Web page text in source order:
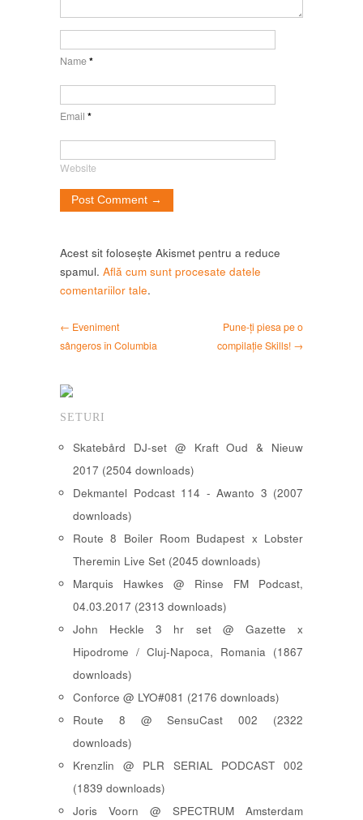
Name*
Email *
Website
Acest sit folosește Akismet pentru a reduce
spamul. Află cum sunt procesate datele
comentariilor tale.
← Eveniment
sângeros în Columbia
Pune-ți piesa pe o
compilație Skills! →
SETURI
Skatebård DJ-set @ Kraft Oud & Nieuw
2017 (2504 downloads)
Dekmantel Podcast 114 - Awanto 3 (2007
downloads)
Route 8 Boiler Room Budapest x Lobster
Theremin Live Set (2045 downloads)
Marquis Hawkes @ Rinse FM Podcast,
04.03.2017 (2313 downloads)
John Heckle 3 hr set @ Gazette x
Hipodrome / Cluj-Napoca, Romania (1867
downloads)
Conforce @ LYO#081 (2176 downloads)
Route 8 @ SensuCast 002 (2322
downloads)
Krenzlin @ PLR SERIAL PODCAST 002
(1839 downloads)
Joris Voorn @ SPECTRUM Amsterdam